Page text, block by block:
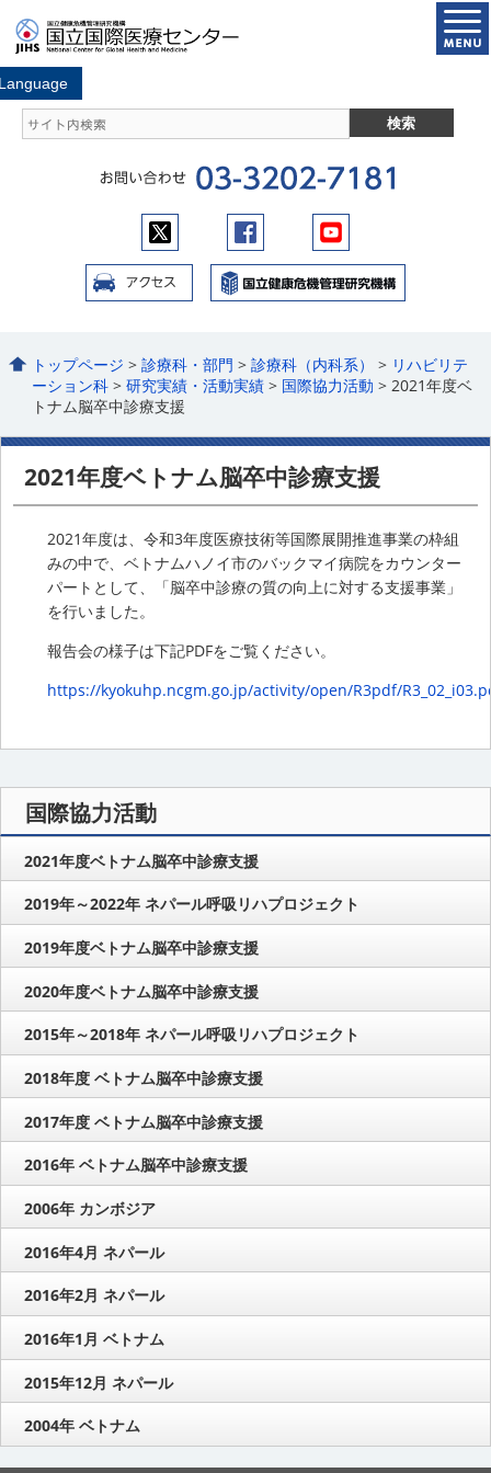
トップページ >診療科・部門 >診療科（内科系） > リハビリテ
ーション科 >研究実績・活動実績 > 国際協力活動 > 2021年度ベ
トナム脳卒中診療支援
2021年度ベトナム脳卒中診療支援
2021年度は、令和3年度医療技術等国際展開推進事業の枠組
みの中で、ベトナムハノイ市のバックマイ病院をカウンター
パートとして、「脳卒中診療の質の向上に対する支援事業」
を行いました。
報告会の様子は下記PDFをご覧ください。
https://kyokuhp.ncgm.go.jp/activity/open/R3pdf/
国際協力活動
2021年度ベトナム脳卒中診療支援
2019年～2022年 ネパール呼吸リハプロジェクト
2019年度ベトナム脳卒中診療支援
2020年度ベトナム脳卒中診療支援
2015年～2018年 ネパール呼吸リハプロジェクト
2018年度 ベトナム脳卒中診療支援
2017年度 ベトナム脳卒中診療支援
2016年 ベトナム脳卒中診療支援
2006年 カンボジア
2016年4月 ネパール
2016年2月 ネパール
2016年1月 ベトナム
2015年12月 ネパール
2004年 ベトナム